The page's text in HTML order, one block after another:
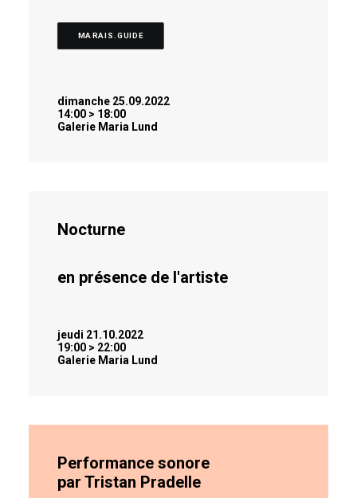
MARAIS.GUIDE
dimanche 25.09.2022
14:00 > 18:00
Galerie Maria Lund
Nocturne
en présence de l'artiste
jeudi 21.10.2022
19:00 > 22:00
Galerie Maria Lund
Performance sonore
par Tristan Pradelle